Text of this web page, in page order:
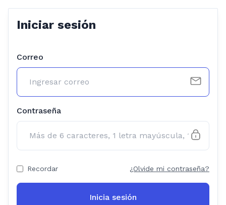
Iniciar sesión
Correo
Contraseña
Recordar ¿Olvide mi contraseña?